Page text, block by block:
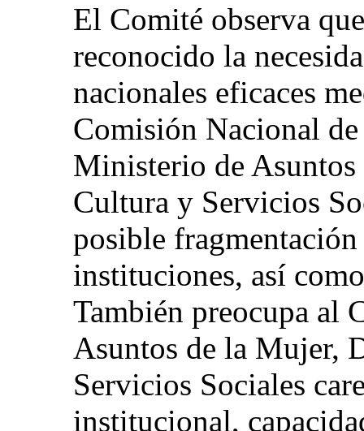
El Comité observa
reconocido la
nacionales eficaces
Comisión Nacional
Ministerio de
Cultura y Servicios
posible fragmentación
instituciones, así
También preocupa al
Asuntos de la Mujer,
Servicios Sociales
institucional,